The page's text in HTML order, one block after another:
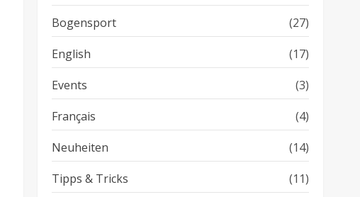
Bogensport
(27)
English
(17)
Events
(3)
Français
(4)
Neuheiten
(14)
Tipps & Tricks
(11)